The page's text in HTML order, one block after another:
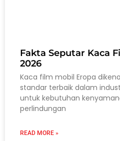
Fakta Seputar Kaca
2026
Kaca film mobil Eropa
standar terbaik dalam
untuk kebutuhan
perlindungan
READ MORE »